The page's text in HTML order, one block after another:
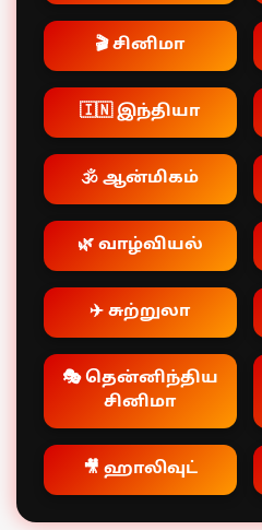
🎬 சினிமா
🇮🇳 இந்தியா
🕉️ ஆன்மிகம்
🌿 வாழ்வியல்
✈️ சுற்றுலா
🎭 தென்னிந்திய
சினிமா
🎥 ஹாலிவுட்